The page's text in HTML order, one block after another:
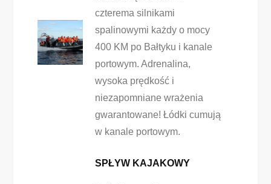
czterema silnikami
spalinowymi każdy o mocy
400 KM po Bałtyku i kanale
portowym. Adrenalina,
wysoka prędkość i
niezapomniane wrażenia
gwarantowane! Łódki cumują
w kanale portowym.
SPŁYW KAJAKOWY